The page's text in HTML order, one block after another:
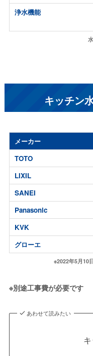
浄水機能
キッチン
メーカー
TOTO
LIXIL
SANEI
Panasonic
KVK
グローエ
※2022年5月10
※別途工事費が必要です
あわせて読みたい